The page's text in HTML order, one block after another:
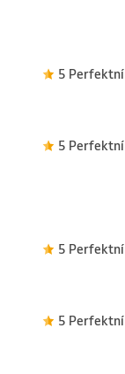
5 Perfektní
5 Perfektní
5 Perfektní
5 Perfektní